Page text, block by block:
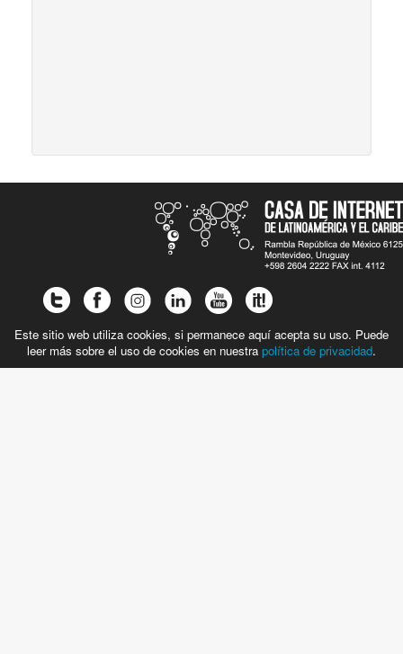
Este sitio web utiliza cookies, si permanece aquí acepta su uso. Puede
leer más sobre el uso de cookies en nuestra política de privacidad.